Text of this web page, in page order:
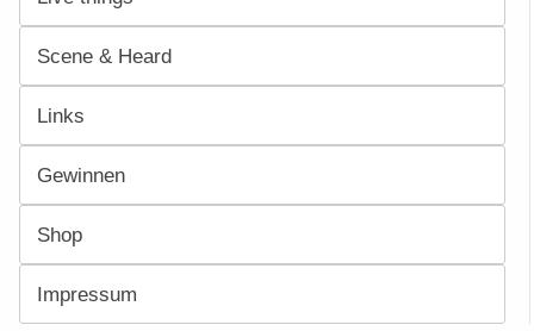
Scene & Heard
Links
Gewinnen
Shop
Impressum